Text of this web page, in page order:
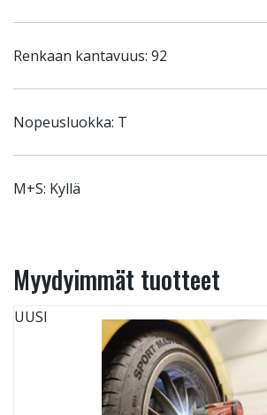
Renkaan kantavuus: 92
Nopeusluokka: T
M+S: Kyllä
Myydyimmät tuotteet
UUSI